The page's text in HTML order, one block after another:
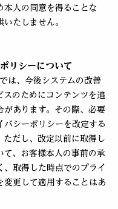
本人の同意を得ることな
いたしません。
リシーについて
は、今後システムの改善
スのためにコンテンツを追
があります。その際、必要
バシーポリシーを改定する
ただし、改定以前に取得し
て、お客様本人の事前の承
、取得した時点でのプライ
変更して適用することはあ